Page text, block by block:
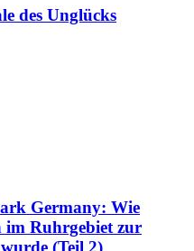
des Unglücks
Germany: Wie
Ruhrgebiet zur
(Teil 2)